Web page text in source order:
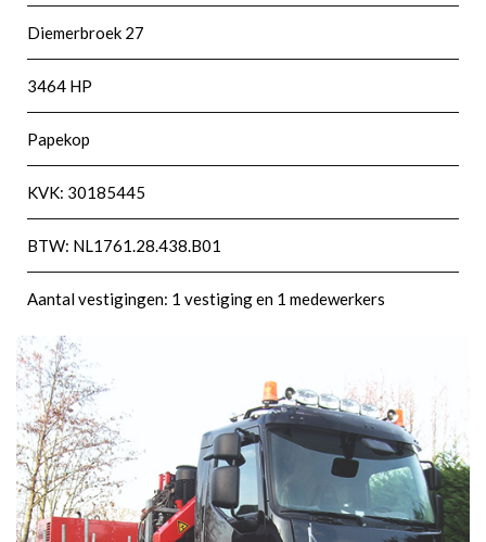
Diemerbroek 27
3464 HP
Papekop
KVK: 30185445
BTW: NL1761.28.438.B01
Aantal vestigingen: 1 vestiging en 1 medewerkers